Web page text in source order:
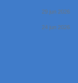
29 jun 2026
24 jun 2026